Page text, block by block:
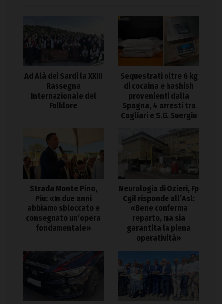
Ad Alà dei Sardi la XXIII
Rassegna
Internazionale del
Folklore
Sequestrati oltre 6 kg
di cocaina e hashish
provenienti dalla
Spagna, 4 arresti tra
Cagliari e S.G. Suergiu
Strada Monte Pino,
Piu: «In due anni
abbiamo sbloccato e
consegnato un’opera
fondamentale»
Neurologia di Ozieri, Fp
Cgil risponde all’Asl:
«Bene conferma
reparto, ma sia
garantita la piena
operatività»